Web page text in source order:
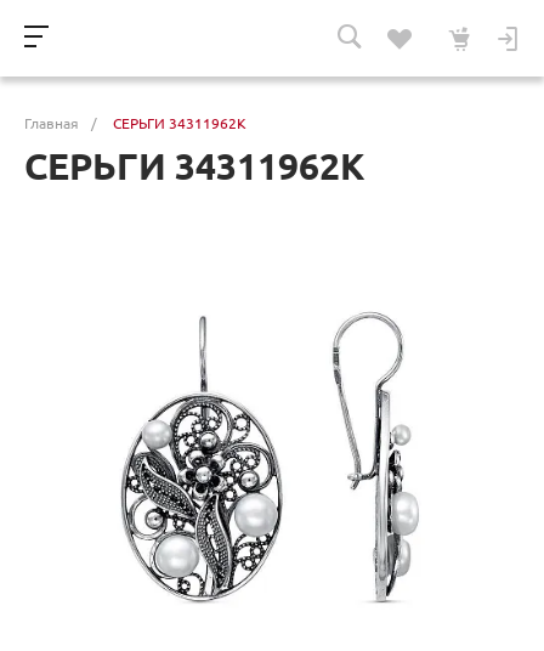
Главная / СЕРЬГИ 34311962К
СЕРЬГИ 34311962К